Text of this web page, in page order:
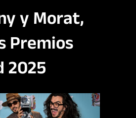
y Morat,
Premios
2025